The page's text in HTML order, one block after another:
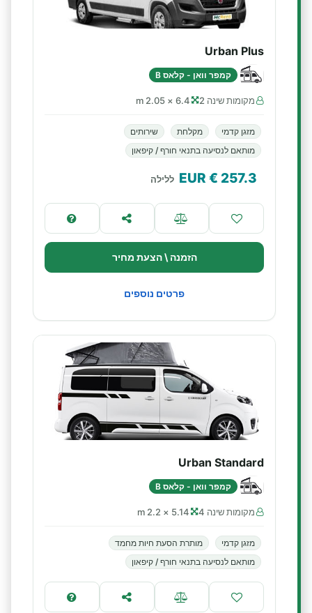
Urban Plus
קמפר וואן - קלאס B
מקומות שינה 2 6.4 × 2.05 m
מזגן קדמי מקלחת
שירותים
מותאם לנסיעה בתנאי חורף / קיפאון
257.3
€ EUR ללילה
הזמנה \ הצעת מחיר
פרטים נוספים
Urban Standard
קמפר וואן - קלאס B
מקומות שינה 4 5.14 × 2.2 m
מזגן קדמי
מותרת הסעת חיות מחמד
מותאם לנסיעה בתנאי חורף / קיפאון